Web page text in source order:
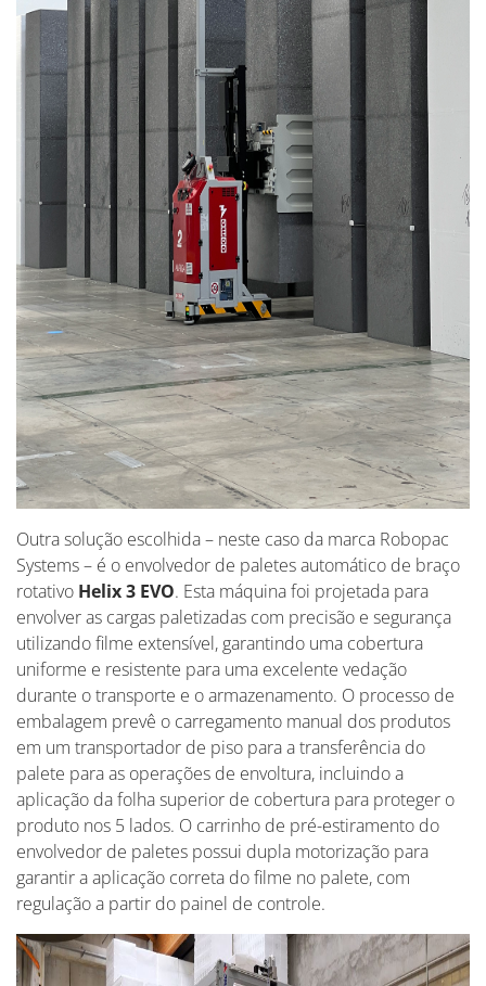
Outra solução escolhida – neste caso da marca Robopac
Systems – é o envolvedor de paletes automático de braço
rotativo Helix 3 EVO. Esta máquina foi projetada para
envolver as cargas paletizadas com precisão e segurança
utilizando filme extensível, garantindo uma cobertura
uniforme e resistente para uma excelente vedação
durante o transporte e o armazenamento. O processo de
embalagem prevê o carregamento manual dos produtos
em um transportador de piso para a transferência do
palete para as operações de envoltura, incluindo a
aplicação da folha superior de cobertura para proteger o
produto nos 5 lados. O carrinho de pré-estiramento do
envolvedor de paletes possui dupla motorização para
garantir a aplicação correta do filme no palete, com
regulação a partir do painel de controle.